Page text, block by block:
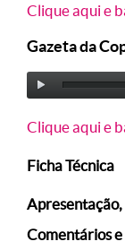
Clique aqui e
Gazeta da
Clique aqui e
Ficha Técnica
Comentários